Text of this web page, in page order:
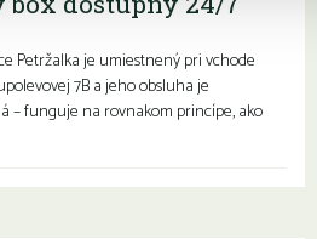
Petržalka je umiestnený pri vchode
7B a jeho obsluha je
– funguje na rovnakom princípe, ako